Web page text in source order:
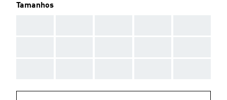
Tamanhos